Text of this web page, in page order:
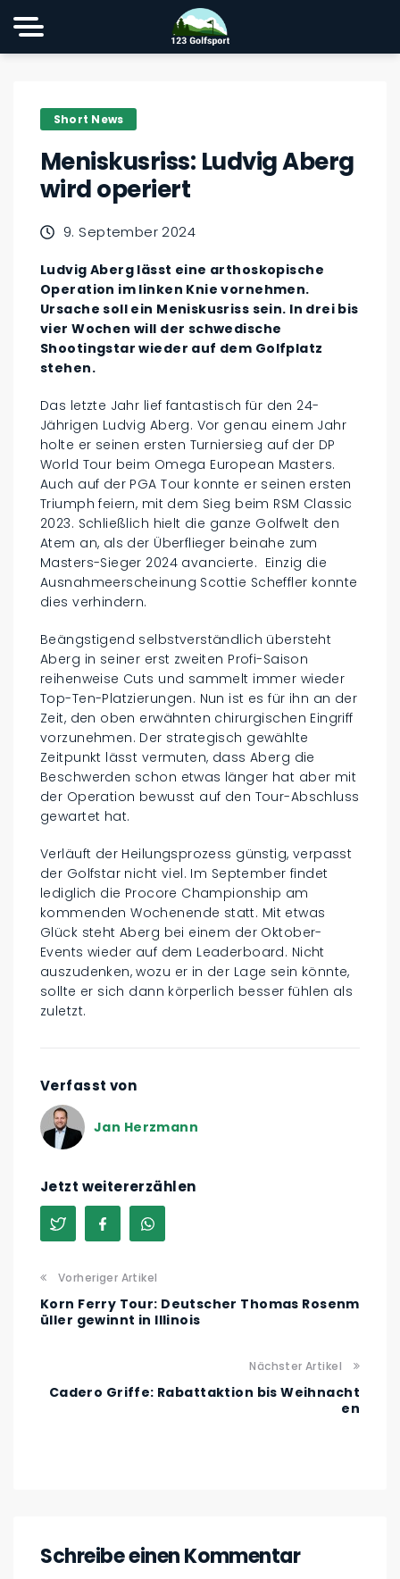
Short News
Meniskusriss: Ludvig Aberg
wird operiert
9. September 2024
Ludvig Aberg lässt eine arthoskopische
Operation im linken Knie vornehmen.
Ursache soll ein Meniskusriss sein. In drei bis
vier Wochen will der schwedische
Shootingstar wieder auf dem Golfplatz
stehen.
Das letzte Jahr lief fantastisch für den 24-
Jährigen Ludvig Aberg. Vor genau einem Jahr
holte er seinen ersten Turniersieg auf der DP
World Tour beim Omega European Masters.
Auch auf der PGA Tour konnte er seinen ersten
Triumph feiern, mit dem Sieg beim RSM Classic
2023. Schließlich hielt die ganze Golfwelt den
Atem an, als der Überflieger beinahe zum
Masters-Sieger 2024 avancierte. Einzig die
Ausnahmeerscheinung Scottie Scheffler konnte
dies verhindern.
Beängstigend selbstverständlich übersteht
Aberg in seiner erst zweiten Profi-Saison
reihenweise Cuts und sammelt immer wieder
Top-Ten-Platzierungen. Nun ist es für ihn an der
Zeit, den oben erwähnten chirurgischen Eingriff
vorzunehmen. Der strategisch gewählte
Zeitpunkt lässt vermuten, dass Aberg die
Beschwerden schon etwas länger hat aber mit
der Operation bewusst auf den Tour-Abschluss
gewartet hat.
Verläuft der Heilungsprozess günstig, verpasst
der Golfstar nicht viel. Im September findet
lediglich die Procore Championship am
kommenden Wochenende statt. Mit etwas
Glück steht Aberg bei einem der Oktober-
Events wieder auf dem Leaderboard. Nicht
auszudenken, wozu er in der Lage sein könnte,
sollte er sich dann körperlich besser fühlen als
zuletzt.
Verfasst von
Jan Herzmann
Jetzt weitererzählen
Vorheriger Artikel
Korn Ferry Tour: Deutscher Thomas Rosenm
üller gewinnt in Illinois
Nächster Artikel
Cadero Griffe: Rabattaktion bis Weihnacht
en
Schreibe einen Kommentar